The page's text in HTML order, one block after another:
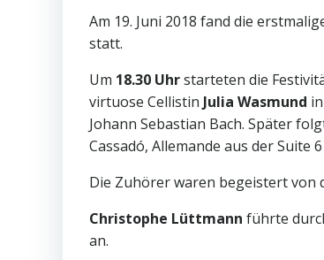
Am 19. Juni 2018 fand die
statt.
Um 18.30 Uhrstarteten die
virtuose Cellistin Julia Wasmund
Johann Sebastian Bach. Später
Cassadó, Allemande aus der Suite
Die Zuhörer waren begeistert von
Christophe Lüttmann führte
an.